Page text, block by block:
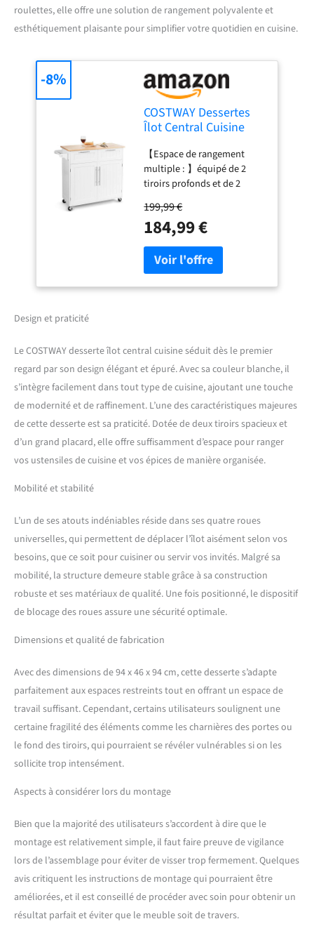
roulettes, elle offre une solution de rangement polyvalente et
esthétiquement plaisante pour simplifier votre quotidien en cuisine.
COSTWAY Dessertes
Îlot Central Cuisine
Universelles Porte-
Serviettes, Desserte
avec 2 Tiroirs et Grand
Placard de Rangement
Épices, 94x41x94cm
(Blanc)
【Espace de rangement
multiple : 】équipé de 2
tiroirs profonds et de 2
chariot d'îlot de cuisine
vous offre un espace de
placer différents ustensiles
de cuisine, tels que des
plats, des casseroles et des
serviette à portée de main et
de pousser le chariot sans
effort. 【Durable et robuste
: 】fabriqué en bois d'hévéa
de qualité supérieure et en
bois de pin, notre chariot de
durabilité et robustesse, qui
ne se déforme pas ou ne
De plus, le dessus de table
peut supporter jusqu'à 50
kg, ce qui vous permet de
placer librement une variété
d'objets. 【Roues roulantes
lisses : 】notre chariot pour
îlot de cuisine dispose de 4
avec freins, vous permettant
vous le souhaitez pour faire
plus d'espace pour les
invités et le mettre dans une
position fixe. Vous pouvez
pousser le chariot avec
commodité et vous n'avez
utilisable partout : 】le
avec une couleur simple
peut s'adapter à tous les
meubles de votre maison,
ce qui est un complément
parfait à n'importe quelle
pièce de votre maison. Il
peut servir de meuble de
rangement dans la cuisine,
199,99 €
184,99 €
-8%
Design et praticité
Le COSTWAY desserte îlot central cuisine séduit dès le premier
regard par son design élégant et épuré. Avec sa couleur blanche, il
s’intègre facilement dans tout type de cuisine, ajoutant une touche
de modernité et de raffinement. L’une des caractéristiques majeures
de cette desserte est sa praticité. Dotée de deux tiroirs spacieux et
d’un grand placard, elle offre suffisamment d’espace pour ranger
vos ustensiles de cuisine et vos épices de manière organisée.
Mobilité et stabilité
L’un de ses atouts indéniables réside dans ses quatre roues
universelles, qui permettent de déplacer l’îlot aisément selon vos
besoins, que ce soit pour cuisiner ou servir vos invités. Malgré sa
mobilité, la structure demeure stable grâce à sa construction
robuste et ses matériaux de qualité. Une fois positionné, le dispositif
de blocage des roues assure une sécurité optimale.
Dimensions et qualité de fabrication
Avec des dimensions de 94 x 46 x 94 cm, cette desserte s’adapte
parfaitement aux espaces restreints tout en offrant un espace de
travail suffisant. Cependant, certains utilisateurs soulignent une
certaine fragilité des éléments comme les charnières des portes ou
le fond des tiroirs, qui pourraient se révéler vulnérables si on les
sollicite trop intensément.
Aspects à considérer lors du montage
Bien que la majorité des utilisateurs s’accordent à dire que le
montage est relativement simple, il faut faire preuve de vigilance
lors de l’assemblage pour éviter de visser trop fermement. Quelques
avis critiquent les instructions de montage qui pourraient être
améliorées, et il est conseillé de procéder avec soin pour obtenir un
résultat parfait et éviter que le meuble soit de travers.